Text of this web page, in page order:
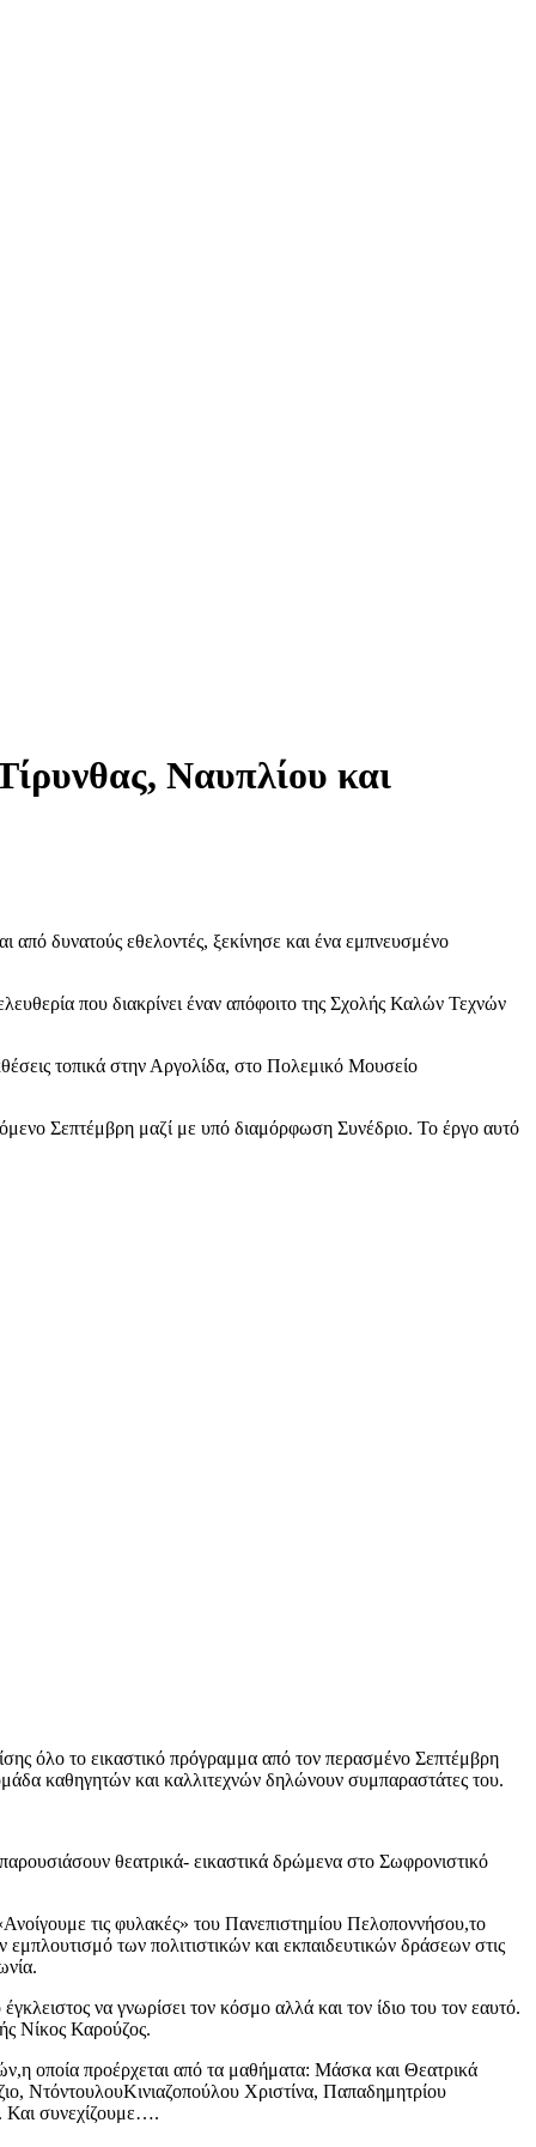
Ναυπλίου και
από δυνατούς εθελοντές, ξεκίνησε και ένα εμπνευσμένο
που διακρίνει έναν απόφοιτο της Σχολής Καλών Τεχνών
τοπικά στην Αργολίδα, στο Πολεμικό Μουσείο
Σεπτέμβρη μαζί με υπό διαμόρφωση Συνέδριο. Το έργο αυτό
όλο το εικαστικό πρόγραμμα από τον περασμένο Σεπτέμβρη
καθηγητών και καλλιτεχνών δηλώνουν συμπαραστάτες του.
θεατρικά- εικαστικά δρώμενα στο Σωφρονιστικό
τις φυλακές» του Πανεπιστημίου Πελοποννήσου,το
των πολιτιστικών και εκπαιδευτικών δράσεων στις
να γνωρίσει τον κόσμο αλλά και τον ίδιο του τον εαυτό.
Νίκος Καρούζος.
οποία προέρχεται από τα μαθήματα: Μάσκα και Θεατρικά
ΝτόντουλουΚινιαζοπούλου Χριστίνα, Παπαδημητρίου
Και συνεχίζουμε….